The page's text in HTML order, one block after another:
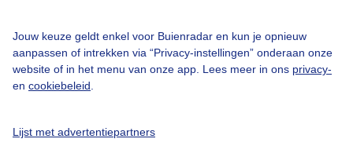
Jouw keuze geldt enkel voor Buienradar en kun je opnieuw
aanpassen of intrekken via “Privacy-instellingen” onderaan onze
website of in het menu van onze app. Lees meer in ons privacy-
en cookiebeleid
Lijst met advertentiepartners
Buienradar Team
Privacy beleid
Cookie beleid
Gratis weerdata